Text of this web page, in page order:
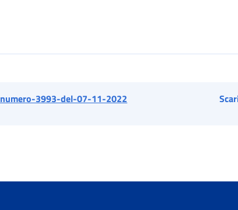
3993-del-07-11-2022